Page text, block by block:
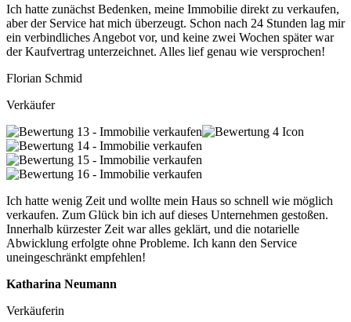
Ich hatte zunächst Bedenken, meine Immobilie direkt zu verkaufen,
aber der Service hat mich überzeugt. Schon nach 24 Stunden lag mir
ein verbindliches Angebot vor, und keine zwei Wochen später war
der Kaufvertrag unterzeichnet. Alles lief genau wie versprochen!
Florian Schmid
Verkäufer
Ich hatte wenig Zeit und wollte mein Haus so schnell wie möglich
verkaufen. Zum Glück bin ich auf dieses Unternehmen gestoßen.
Innerhalb kürzester Zeit war alles geklärt, und die notarielle
Abwicklung erfolgte ohne Probleme. Ich kann den Service
uneingeschränkt empfehlen!
Katharina Neumann
Verkäuferin